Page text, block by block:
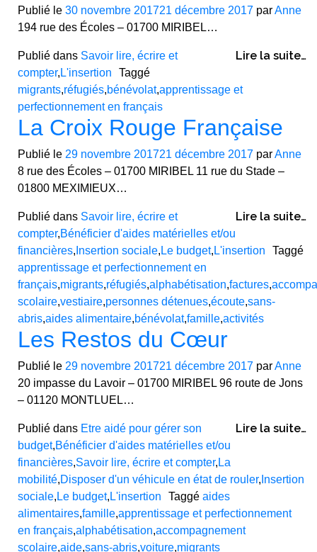
Publié le 30 novembre 201721 décembre 2017 parAnne
194 rue des Écoles – 01700 MIRIBEL…
Lire la suite…
Publié dans Savoir lire, écrire et
compter, L'insertion
Taggé
migrants,réfugiés,bénévolat,apprentissage et
perfectionnement en français
La Croix Rouge Française
Publié le 29 novembre 201721 décembre 2017 parAnne
8 rue des Écoles – 01700 MIRIBEL 11 rue du Stade –
01800 MEXIMIEUX…
Lire la suite…
Publié dans Savoir lire, écrire et
compter,Bénéficier d'aides matérielles et/ou
financières, Insertion sociale, Le budget, L'insertion
Taggé
apprentissage et perfectionnement en
français,migrants,réfugiés,alphabétisation,factures,
scolaire,vestiaire,personnes détenues,écoute,sans-
abris,aides alimentaire,bénévolat,famille,activités
Les Restos du Cœur
Publié le 29 novembre 201721 décembre 2017 parAnne
20 impasse du Lavoir – 01700 MIRIBEL 96 route de Jons
– 01120 MONTLUEL…
Lire la suite…
Publié dans Etre aidé pour gérer son
budget,Bénéficier d'aides matérielles et/ou
financières,Savoir lire, écrire et compter, La
mobilité,Disposer d'un véhicule en état de rouler, Insertion
sociale, Le budget, L'insertion Taggé aides
alimentaires,famille,apprentissage et perfectionnement
en français,alphabétisation,accompagnement
scolaire,aide,sans-abris,voiture,migrants